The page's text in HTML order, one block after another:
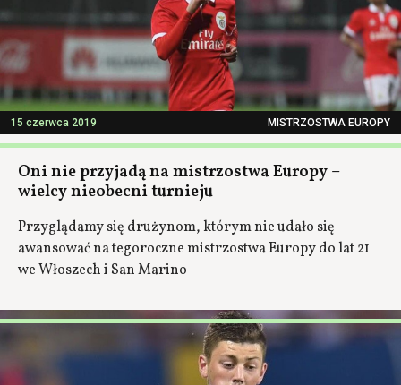
15 czerwca 2019 MISTRZOSTWA EUROPY
Oni nie przyjadą na mistrzostwa Europy –
wielcy nieobecni turnieju
Przyglądamy się drużynom, którym nie udało się
awansować na tegoroczne mistrzostwa Europy do lat 21
we Włoszech i San Marino